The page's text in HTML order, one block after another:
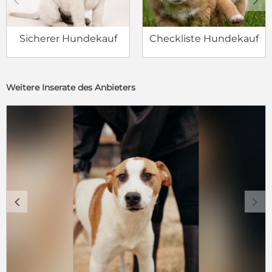
Sicherer Hundekauf Checkliste Hundekauf
Weitere Inserate des Anbieters
c d